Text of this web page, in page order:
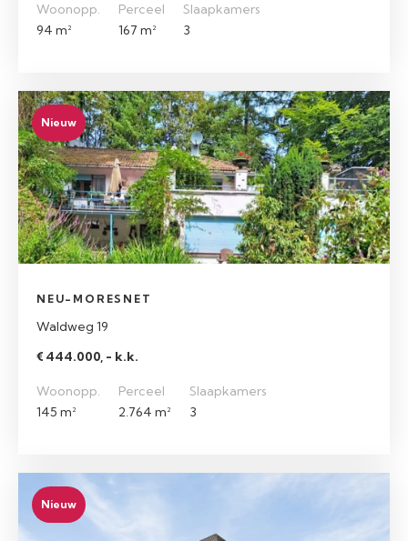
Woonopp.
94 m²
Perceel
167 m²
Slaapkamers
3
Nieuw
NEU-MORESNET
Waldweg 19
€ 444.000, - k.k.
Woonopp.
145 m²
Perceel
2.764 m²
Slaapkamers
3
Nieuw